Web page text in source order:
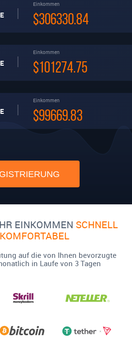
Einkommen
$306330.84
Einkommen
$101274.75
Einkommen
$99669.83
EINKOMMEN SCHNELL
auf die von Ihnen bevorzugte
in Laufe von 3 Tagen